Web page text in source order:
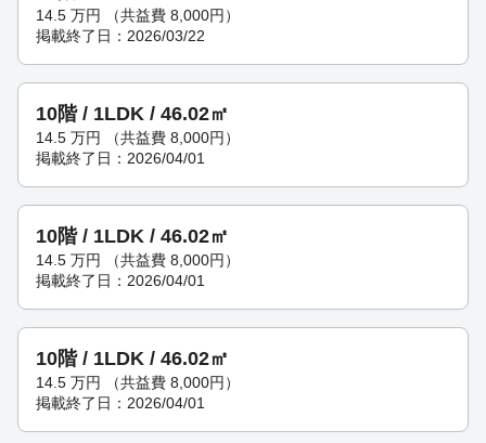
14.5 万円 （共益費 8,000円）
掲載終了日：2026/03/22
10階 / 1LDK / 46.02㎡
14.5 万円 （共益費 8,000円）
掲載終了日：2026/04/01
10階 / 1LDK / 46.02㎡
14.5 万円 （共益費 8,000円）
掲載終了日：2026/04/01
10階 / 1LDK / 46.02㎡
14.5 万円 （共益費 8,000円）
掲載終了日：2026/04/01